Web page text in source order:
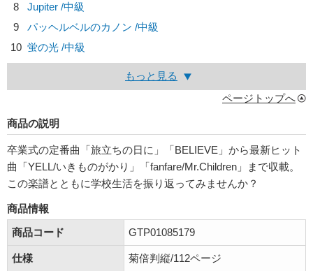
8
Jupiter /中級
9
パッヘルベルのカノン /中級
10 蛍の光 /中級
もっと見る
ページトップへ
商品の説明
卒業式の定番曲「旅立ちの日に」「BELIEVE」から最新ヒット
曲「YELL/いきものがかり」「fanfare/Mr.Children」まで収載。
この楽譜とともに学校生活を振り返ってみませんか？
商品情報
商品コード
GTP01085179
仕様 菊倍判縦/112ページ